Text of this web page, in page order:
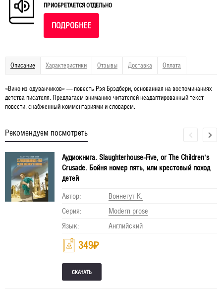
ПРИОБРЕТАЕТСЯ ОТДЕЛЬНО
ПОДРОБНЕЕ
Описание Характеристики Отзывы Доставка Оплата
«Вино из одуванчиков» — повесть Рэя Брэдбери, основанная на воспоминаниях
детства писателя. Предлагаем вниманию читателей неадаптированный текст
повести, снабженный комментариями и словарем.
Рекомендуем посмотреть
Аудиокнига. Slaughterhouse-Five, or The Children's
Crusade. Бойня номер пять, или крестовый поход
детей
Автор:
Воннегут К.
Серия:
Modern prose
Язык:
Английский
349₽